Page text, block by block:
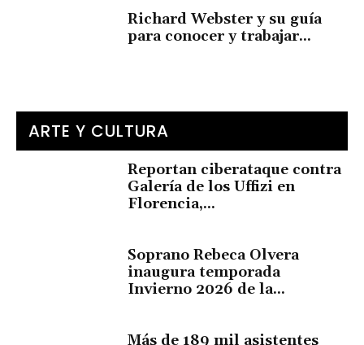
Richard Webster y su guía
para conocer y trabajar...
ARTE Y CULTURA
Reportan ciberataque contra
Galería de los Uffizi en
Florencia,...
Soprano Rebeca Olvera
inaugura temporada
Invierno 2026 de la...
Más de 189 mil asistentes